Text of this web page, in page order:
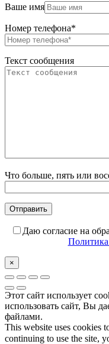
Ваше имя
Номер телефона*
Текст сообщения
Что больше, пять или
Даю согласие на
×
Этот сайт использует
использовать сайт, Вы
файлами.
This website uses cookies
continuing to use the site,